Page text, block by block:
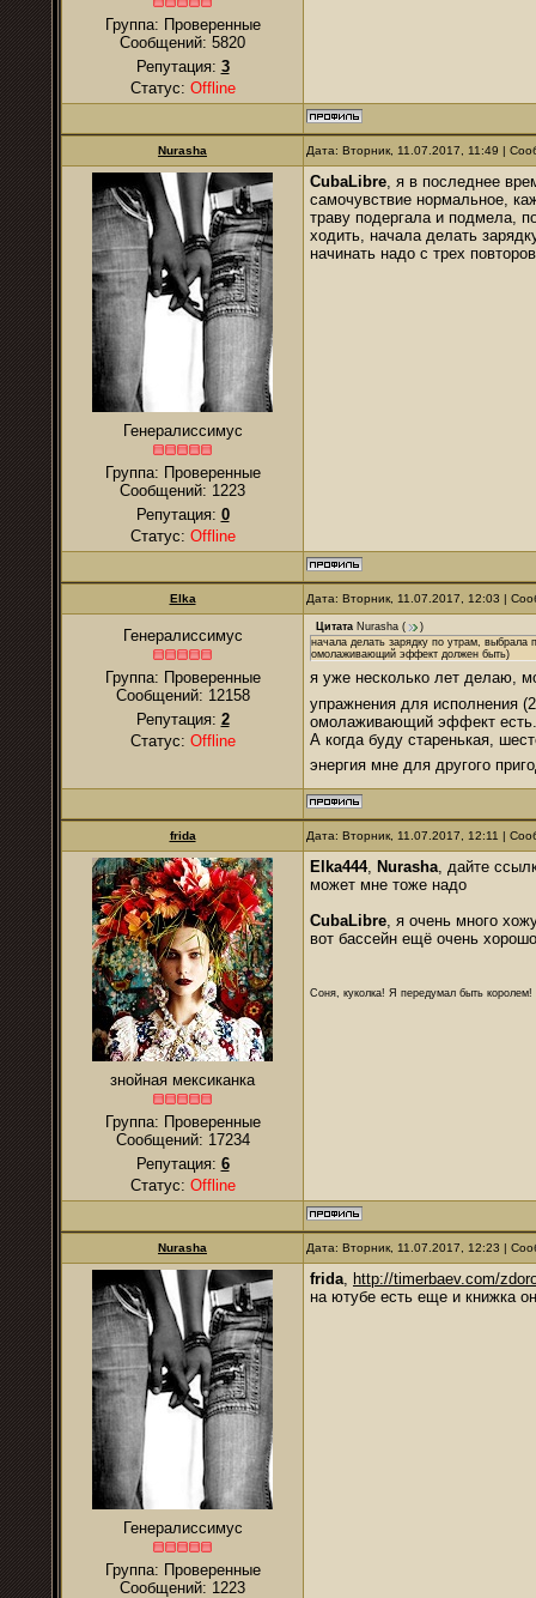
Группа: Проверенные
Сообщений: 5820
Репутация: 3
Статус: Offline
Nurasha Дата: Вторник, 11.07.2017, 11:49 |
Генералиссимус
Группа: Проверенные
Сообщений: 1223
Репутация: 0
Статус: Offline
CubaLibre, я в последнее
самочувствие нормальное,
траву подергала и подмела,
ходить, начала делать
начинать надо с трех
Elka Дата: Вторник, 11.07.2017, 12:03 |
Генералиссимус
Группа: Проверенные
Сообщений: 12158
Репутация: 2
Статус: Offline
Цитата Nurasha (
)
начала делать зарядку по утрам, выбрала
омолаживающий эффект должен быть)
я уже несколько лет делаю,
упражнения для исполнения
омолаживающий эффект есть.
А когда буду старенькая,
энергия мне для другого
frida Дата: Вторник, 11.07.2017, 12:11 |
знойная мексиканка
Группа: Проверенные
Сообщений: 17234
Репутация: 6
Статус: Offline
Elka444, Nurasha, дайте
может мне тоже надо
CubaLibre, я очень много
вот бассейн ещё очень хорошо
Соня, куколка! Я передумал быть
Nurasha Дата: Вторник, 11.07.2017, 12:23 |
Генералиссимус
Группа: Проверенные
Сообщений: 1223
frida, http://timerbaev.com/
на ютубе есть еще и книжка